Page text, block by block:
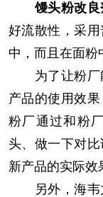
馒头粉改良
好流散性，采
中，而且在面粉
为了让粉厂
产品的使用效
粉厂通过和粉
头、做一下对
新产品的实际效
另外，海韦